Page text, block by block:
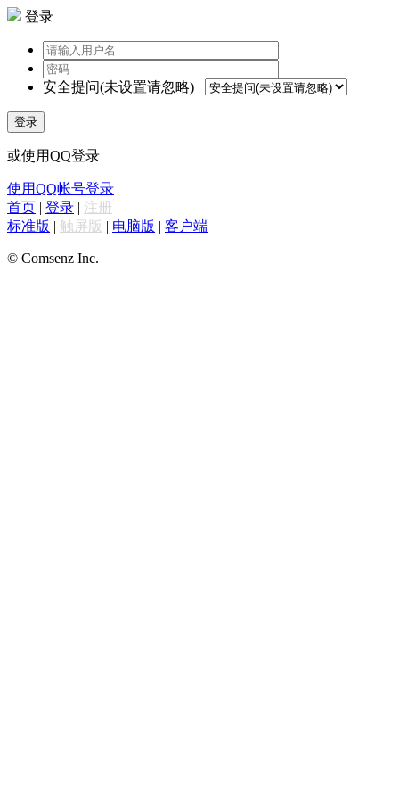
登录
安全提问(未设置请忽略)
登录
或使用QQ登录
使用QQ帐号登录
首页 | 登录 | 注册
标准版 | 触屏版 | 电脑版 | 客户端
© Comsenz Inc.